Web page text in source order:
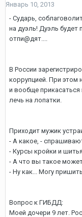
Январь 10, 2013
- Сударь,
на дуэль! Дуэль будет
отпи@дят....
В России
коррупцией. При этом
и вообще прикасаться
лечь на лопатки.
Приходит мужик
- А какое, -
- Курсы кройки и
- А что вы такое
- Ну как... Могу
Вопрос к ГИБДД:
Моей дочери 9 лет.